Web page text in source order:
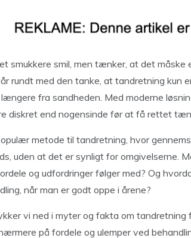
smukkere smil, men tænker, at det
rundt med den tanke, at tandretning kun
fra sandheden. Med moderne
diskret end nogensinde før at få rettet
metode til tandretning, hvor
uden at det er synligt for omgivelserne.
og udfordringer følger med? Og
når man er godt oppe i årene?
vi ned i myter og fakta om tandretning
på fordele og ulemper ved